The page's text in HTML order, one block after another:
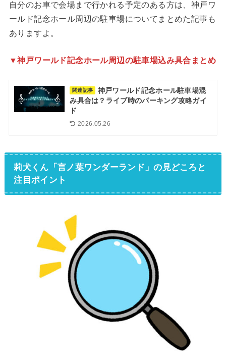
自分のお車で会場まで行かれる予定のある方は、神戸ワ
ールド記念ホール周辺の駐車場についてまとめた記事も
ありますよ。
▼神戸ワールド記念ホール周辺の駐車場込み具合まとめ
関連記事
神戸ワールド記念ホール駐車場混
み具合は？ライブ時のパーキング攻略ガイ
ド
2026.05.26
莉犬くん「言ノ葉ワンダーランド」の見どころと
注目ポイント